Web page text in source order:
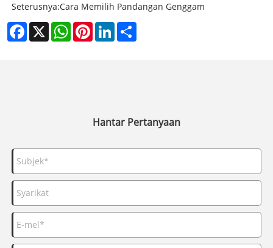
Seterusnya:Cara Memilih Pandangan Genggam
Facebook
X WhatsAppPinterestLinkedIn
Hantar Pertanyaan